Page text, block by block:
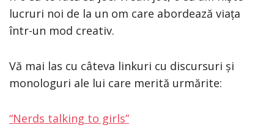
lucruri noi de la un om care abordează viața
într-un mod creativ.
Vă mai las cu câteva linkuri cu discursuri și
monologuri ale lui care merită urmărite:
“Nerds talking to girls”